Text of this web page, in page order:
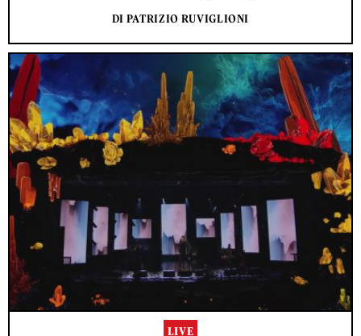
DI PATRIZIO RUVIGLIONI
LIVE